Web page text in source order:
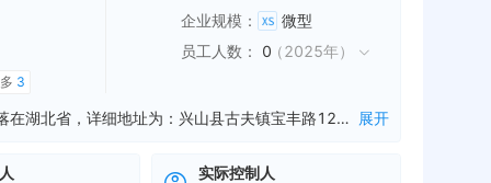
3
企业规模 ：
微型
员工人数 ： 0（2025年）
兴山县富升农业开发有限公司是一家从事水果购销,蔬菜购销,中药材购销等业务的公司，成立于2017年10月19日，公司坐落在湖北省，详细地址为：兴山县古夫镇宝丰路12-1号2栋3单元502室;经国家企业信用信息公示系统查询得知，兴山县富升农业开发有限公司的信用代码/税号为91420526MA491MGU5Y，法人是严明雄，注册资本为300.000000万人民币，企业的经营范围为:许可项目：牲畜饲养,粮食加工食品生产,建筑劳务分包,建设工程设计,道路货物运输（网络货运）,生猪屠宰,牲畜屠宰,家禽饲养,家禽屠宰,活禽销售。（依法须经批准的项目，经相关部门批准后方可开展经营活动，具体经营项目以相关部门批准文件或许可证件为准）一般项目：水果种植,蔬菜种植,中草药种植,农副产品销售,农产品的生产、销售、加工、运输、贮藏及其他相关服务,食用农产品初加工,畜禽收购,水产品收购,水产品批发,水产品零售,水产养殖珍珠购销,休闲观光活动,技术服务、技术开发、技术咨询、技术交流、技术转让、技术推广,新材料技术推广服务,土石方工程施工,园林绿化工程施工,金属门窗工程施工,对外承包工程,水泥制品销售,建筑材料销售,建筑装饰材料销售,机械设备租赁,建筑工程机械与设备租赁,运输设备租赁服务,国内货物运输代理,牲畜销售。（除许可业务外，可自主依法经营法律法规非禁止或限制的项目） 展开
实际控制人